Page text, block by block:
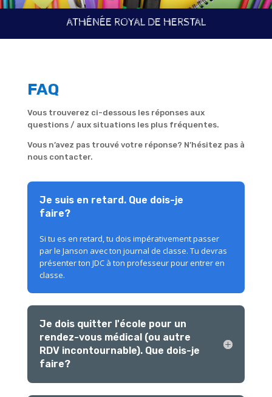
ATHÉNÉE ROYAL DE HERSTAL
FAQ
Vous trouverez ci-dessous les réponses aux
questions / aux situations les plus fréquentes.
Vous n’avez pas trouvé votre réponse? N’hésitez pas à
nous contacter.
Je suis en retard. Que dois-je
faire?
Si tu es en retard, tu dois impérativement passer
par le Janson avec ton journal de classe. Tu devras
présenter ton JDC à ton professeur pour entrer en
classe.
Je dois quitter l'école pour un
rendez-vous médical (ou autre
RDV incontournable). Que dois-je
faire?